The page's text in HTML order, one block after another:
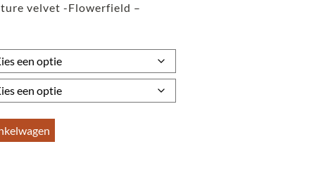
tot velvet -Flowerfield –